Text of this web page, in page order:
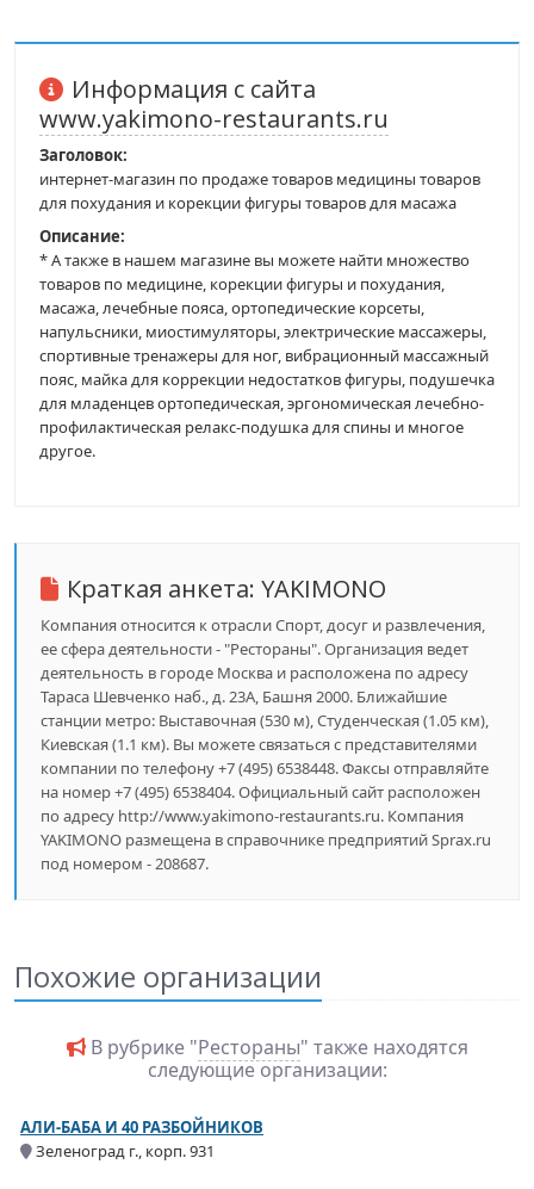
Информация с сайта
www.yakimono-restaurants.ru
Заголовок:
интернет-магазин по продаже товаров медицины товаров
для похудания и корекции фигуры товаров для масажа
Описание:
* А также в нашем магазине вы можете найти множество
товаров по медицине, корекции фигуры и похудания,
масажа, лечебные пояса, ортопедические корсеты,
напульсники, миостимуляторы, электрические массажеры,
спортивные тренажеры для ног, вибрационный массажный
пояс, майка для коррекции недостатков фигуры, подушечка
для младенцев ортопедическая, эргономическая лечебно-
профилактическая релакс-подушка для спины и многое
другое.
Краткая анкета: YAKIMONO
Компания относится к отрасли Спорт, досуг и развлечения,
ее сфера деятельности - "Рестораны". Организация ведет
деятельность в городе Москва и расположена по адресу
Тараса Шевченко наб., д. 23А, Башня 2000. Ближайшие
станции метро: Выставочная (530 м), Студенческая (1.05 км),
Киевская (1.1 км). Вы можете связаться с представителями
компании по телефону +7 (495) 6538448. Факсы отправляйте
на номер +7 (495) 6538404. Официальный сайт расположен
по адресу http://www.yakimono-restaurants.ru. Компания
YAKIMONO размещена в справочнике предприятий Sprax.ru
под номером - 208687.
Похожие организации
В рубрике "Рестораны" также находятся
следующие организации:
АЛИ-БАБА И 40 РАЗБОЙНИКОВ
Зеленоград г., корп. 931